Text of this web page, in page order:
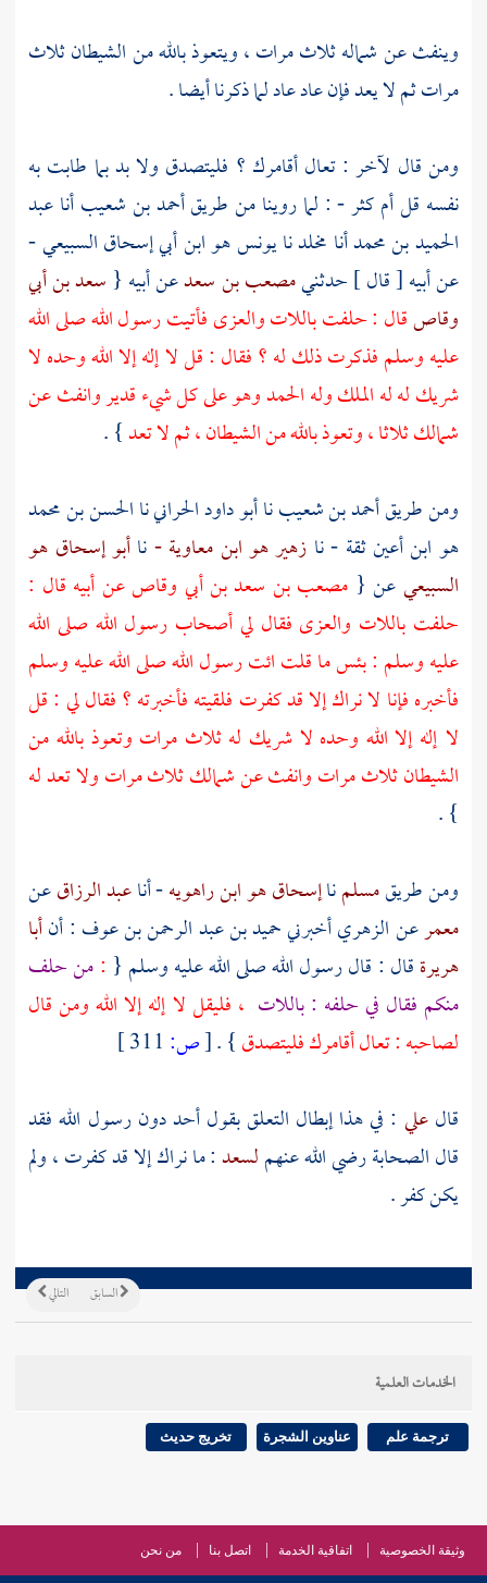
وينفث عن شماله ثلاث مرات ، ويتعوذ بالله من الشيطان ثلاث
مرات ثم لا يعد فإن عاد عاد لما ذكرنا أيضا .
ومن قال لآخر : تعال أقامرك ؟ فليتصدق ولا بد بما طابت به
نفسه قل أم كثر - : لما روينا من طريقأحمد بن شعيبأناعبد
الحميد بن محمدأنا مخلدنايونس هو ابن أبي إسحاق السبيعي -
عن أبيه [ قال ] حدثنيمصعب بن سعدعن أبيه { سعد بن أبي
وقاصقال : حلفت باللات والعزى فأتيت رسول الله صلى الله
عليه وسلم فذكرت ذلك له ؟ فقال : قل لا إله إلا الله وحده لا
شريك له له الملك وله الحمد وهو على كل شيء قدير وانفث عن
شمالك ثلاثا ، وتعوذ بالله من الشيطان ، ثم لا تعد} .
ومن طريقأحمد بن شعيبناأبو داود الحرانيناالحسن بن محمد
هو ابن أعينثقة - نا زهير هو ابن معاوية -ناأبو إسحاق هو
السبيعيعن { مصعب بن سعد بن أبي وقاصعن أبيه قال :
حلفت باللات والعزى فقال لي أصحاب رسول الله صلى الله
عليه وسلم : بئس ما قلت ائت رسول الله صلى الله عليه وسلم
فأخبره فإنا لا نراك إلا قد كفرت فلقيته فأخبرته ؟ فقال لي : قل
لا إله إلا الله وحده لا شريك له ثلاث مرات وتعوذ بالله من
الشيطان ثلاث مرات وانفث عن شمالك ثلاث مرات ولا تعد له
} .
ومن طريقمسلمناإسحاق هو ابن راهويه- أناعبد الرزاقعن
معمرعنالزهريأخبرنيحميد بن عبد الرحمن بن عوف : أنأبا
هريرةقال : قال رسول الله صلى الله عليه وسلم { :من حلف
منكم فقال في حلفه : باللات ، فليقل لا إله إلا الله ومن قال
لصاحبه : تعال أقامرك فليتصدق} .
[ص:
قالعلي : في هذا إبطال التعلق بقول أحد دون رسول الله فقد
قال الصحابة رضي الله عنهملسعد: ما نراك إلا قد كفرت ، ولم
يكن كفر .
التالي السابق
الخدمات العلمية
ترجمة علم عناوين الشجرة تخريج حديث
وثيقة الخصوصية اتفاقية الخدمة اتصل بنا من نحن